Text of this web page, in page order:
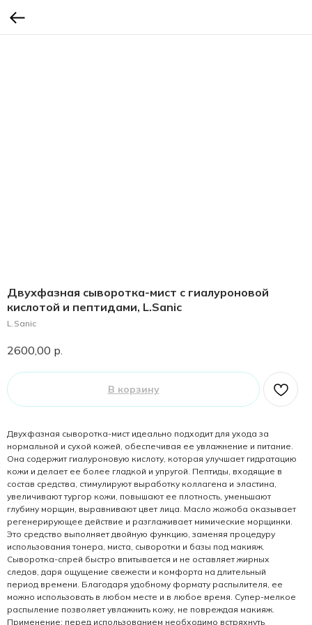
Двухфазная сыворотка-мист с гиалуроновой
кислотой и пептидами, L.Sanic
L.Sanic
2600,00 р.
В корзину
Двухфазная сыворотка-мист идеально подходит для ухода за
нормальной и сухой кожей, обеспечивая ее увлажнение и питание.
Она содержит гиалуроновую кислоту, которая улучшает гидратацию
кожи и делает ее более гладкой и упругой. Пептиды, входящие в
состав средства, стимулируют выработку коллагена и эластина,
увеличивают тургор кожи, повышают ее плотность, уменьшают
глубину морщин, выравнивают цвет лица. Масло жожоба оказывает
регенерирующее действие и разглаживает мимические морщинки.
Это средство выполняет двойную функцию, заменяя процедуру
использования тонера, миста, сыворотки и базы под макияж.
Сыворотка-спрей быстро впитывается и не оставляет жирных
следов, даря ощущение свежести и комфорта на длительный
период времени. Благодаря удобному формату распылителя, ее
можно использовать в любом месте и в любое время. Супер-мелкое
распыление позволяет увлажнить кожу, не повреждая макияж.
Применение: перед использованием необходимо встряхнуть